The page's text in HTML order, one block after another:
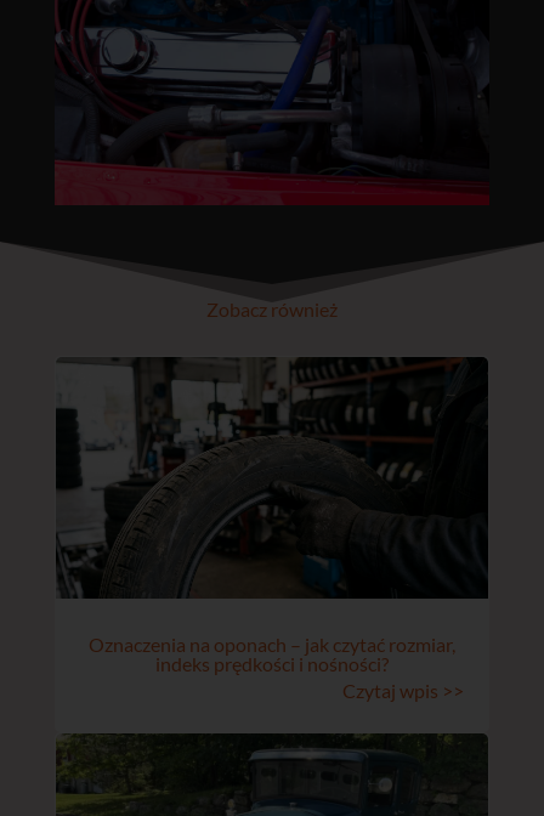
Zobacz również
Oznaczenia na oponach – jak czytać rozmiar,
indeks prędkości i nośności?
Czytaj wpis >>